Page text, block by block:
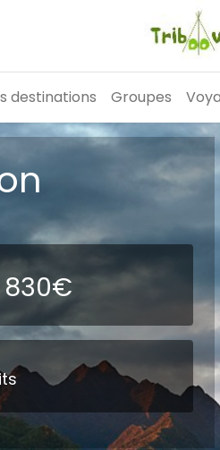
destinations Groupes
830€